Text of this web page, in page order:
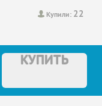
Купили: 22
КУПИТЬ